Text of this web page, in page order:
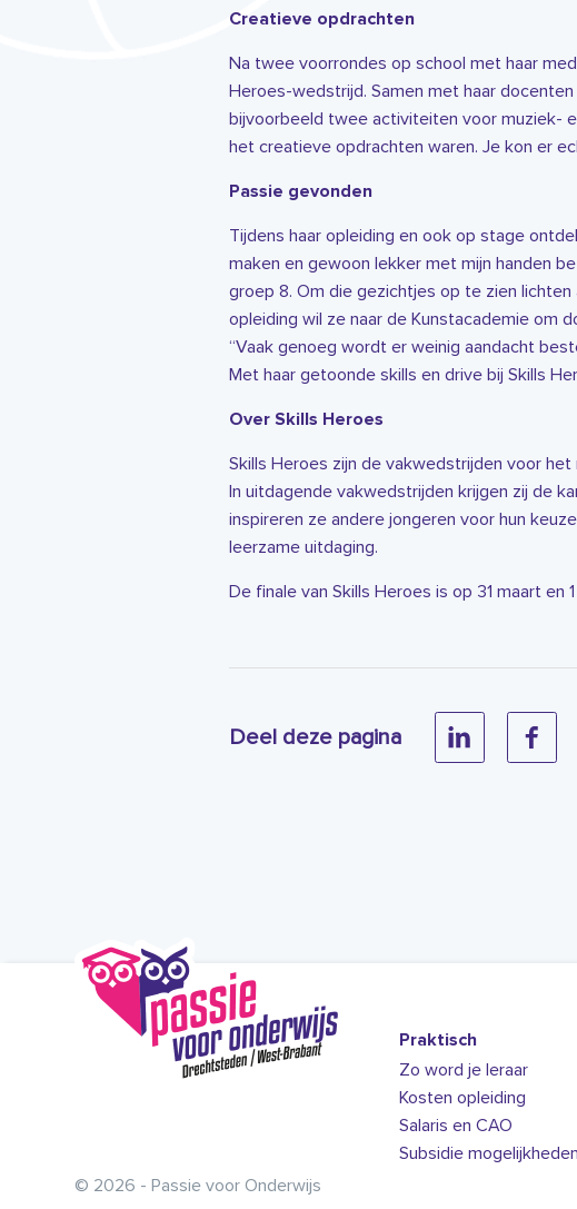
Creatieve opdrachten
Na twee voorrondes op school met haar
Heroes-wedstrijd. Samen met haar
bijvoorbeeld twee activiteiten voor muziek-
het creatieve opdrachten waren. Je kon er
Passie gevonden
Tijdens haar opleiding en ook op stage
maken en gewoon lekker met mijn handen
groep 8. Om die gezichtjes op te zien
opleiding wil ze naar de Kunstacademie om
“Vaak genoeg wordt er weinig aandacht
Met haar getoonde skills en drive bij Skills
Over Skills Heroes
Skills Heroes zijn de vakwedstrijden voor
In uitdagende vakwedstrijden krijgen zij de
inspireren ze andere jongeren voor hun
leerzame uitdaging.
De finale van Skills Heroes is op 31 maart en
Deel deze pagina
© 2026 - Passie voor Onderwijs
Praktisch
Zo word je leraar
Kosten opleiding
Salaris en CAO
Subsidie mogelijkheden